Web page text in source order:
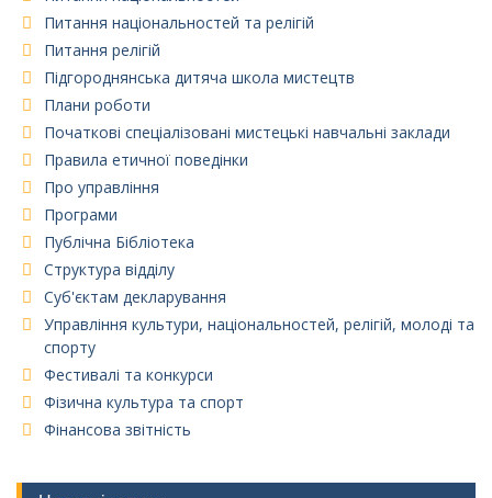
Питання національностей та релігій
Питання релігій
Підгороднянська дитяча школа мистецтв
Плани роботи
Початкові спеціалізовані мистецькі навчальні заклади
Правила етичної поведінки
Про управління
Програми
Публічна Бібліотека
Структура відділу
Суб'єктам декларування
Управління культури, національностей, релігій, молоді та
спорту
Фестивалі та конкурси
Фізична культура та спорт
Фінансова звітність